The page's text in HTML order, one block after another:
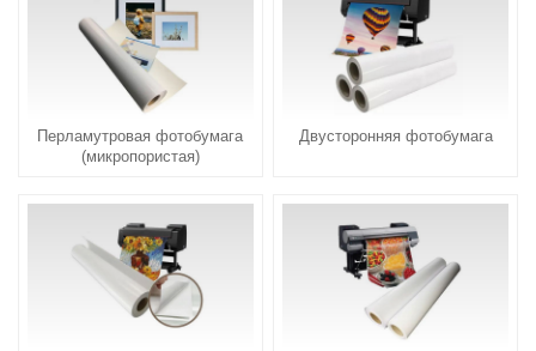
Перламутровая фотобумага
(микропористая)
Двусторонняя фотобумага